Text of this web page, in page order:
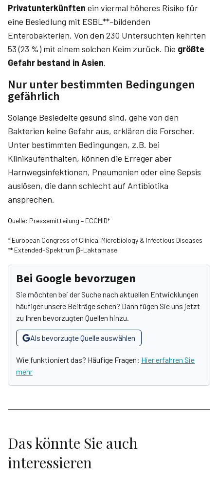
Privatunterkünften ein viermal höheres Risiko für
eine Besiedlung mit ESBL**-bildenden
Enterobakterien. Von den 230 Untersuchten kehrten
53 (23 %) mit einem solchen Keim zurück. Die größte
Gefahr bestand in Asien.
Nur unter bestimmten Bedingungen
gefährlich
Solange Besiedelte gesund sind, gehe von den
Bakterien keine Gefahr aus, erklären die Forscher.
Unter bestimmten Bedingungen, z.B. bei
Klinikaufenthalten, können die Erreger aber
Harnwegsinfektionen, Pneumonien oder eine Sepsis
auslösen, die dann schlecht auf Antibiotika
ansprechen.
Quelle: Pressemitteilung – ECCMID*
* European Congress of Clinical Microbiology & Infectious Diseases
** Extended-Spektrum β-Laktamase
Bei Google bevorzugen
Sie möchten bei der Suche nach aktuellen Entwicklungen
häufiger unsere Beiträge sehen? Dann fügen Sie uns jetzt
zu Ihren bevorzugten Quellen hinzu.
Als bevorzugte Quelle auswählen
Wie funktioniert das? Häufige Fragen: Hier erfahren Sie
mehr
Das könnte Sie auch
interessieren